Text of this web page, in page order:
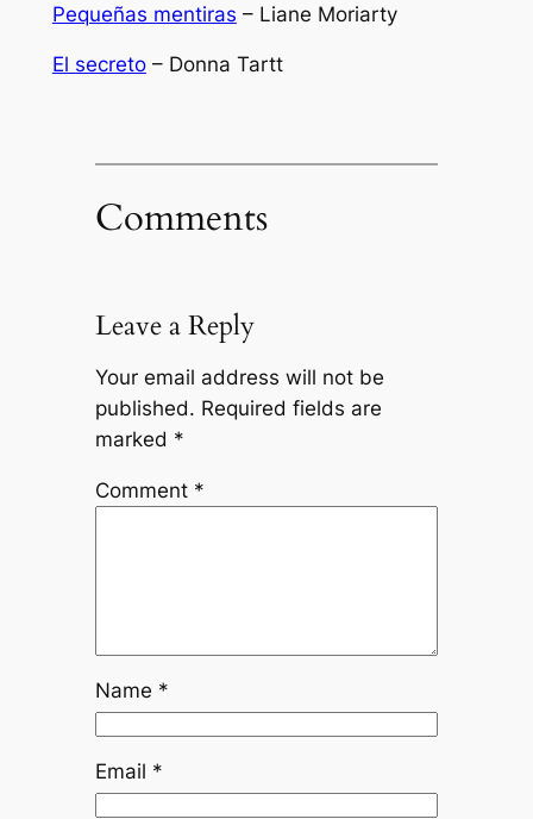
Pequeñas mentiras – Liane Moriarty
El secreto– Donna Tartt
Comments
Leave a Reply
Your email address will not be
published. Required fields are
marked *
Comment *
Name *
Email *